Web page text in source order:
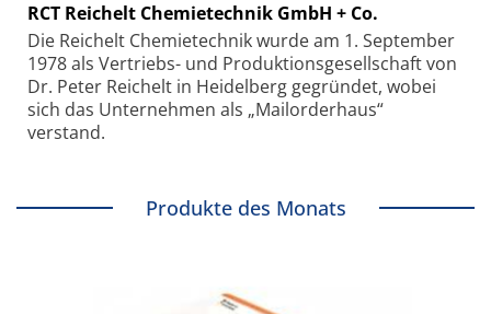
RCT Reichelt Chemietechnik GmbH + Co.
Die Reichelt Chemietechnik wurde am 1. September
1978 als Vertriebs- und Produktionsgesellschaft von
Dr. Peter Reichelt in Heidelberg gegründet, wobei
sich das Unternehmen als „Mailorderhaus“
verstand.
Produkte des Monats